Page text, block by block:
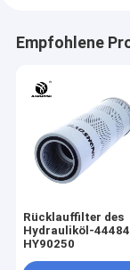
Empfohlene
Rücklauffilter des
Hydrauliköl-
HY90250